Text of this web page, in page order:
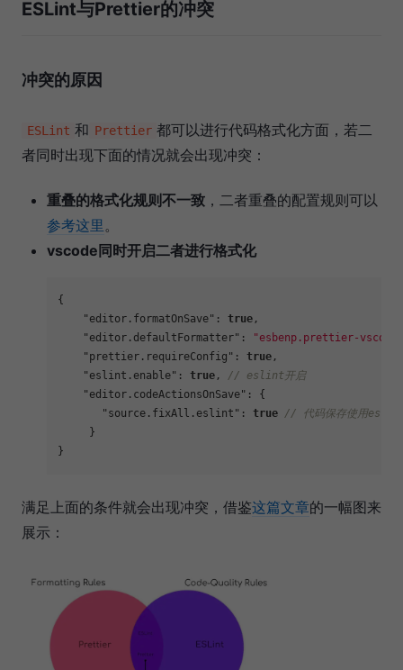
ESLint与Prettier的冲突
冲突的原因
ESLint 和 Prettier 都可以进行代码格式化方面，若二
者同时出现下面的情况就会出现冲突：
重叠的格式化规则不一致 ，二者重叠的配置规则可以
参考这里。
vscode同时开启二者进行格式化
{
"editor.formatOnSave" : true ,
"editor.defaultFormatter" :
"esbenp.prettier-vscode"
"prettier.requireConfig" : true ,
"eslint.enable" : true ,
// eslint开启
"editor.codeActionsOnSave" :
{
"source.fixAll.eslint" : true // 代码保存使用eslint
}
}
满足上面的条件就会出现冲突，借鉴这篇文章的一幅图来
展示：